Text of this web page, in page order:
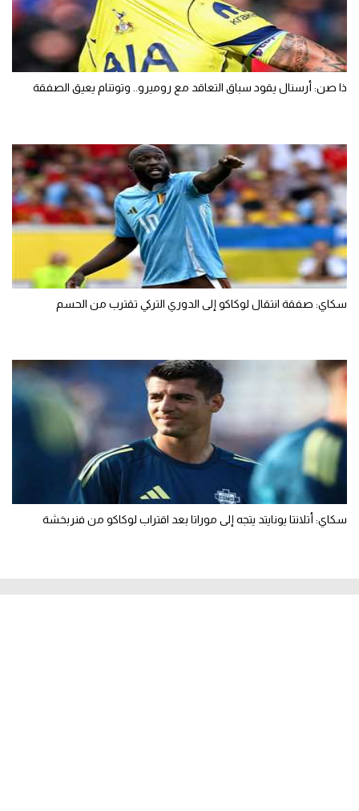
ذا صن: أرسنال يقود سباق التعاقد مع روميرو.. وتوتنام يعيق الصفقة
سكاي: صفقة انتقال لوكاكو إلى الدوري التركي تقترب من الحسم
سكاي: أتلانتا يونايتد يتجه إلى موراتا بعد اقتراب لوكاكو من فنربخشة